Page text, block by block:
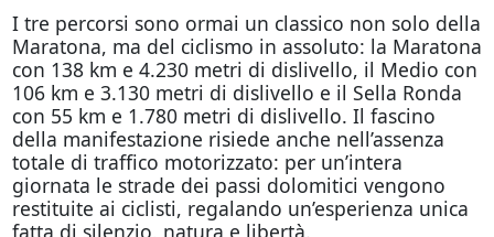
I tre percorsi sono ormai un classico non solo della
Maratona, ma del ciclismo in assoluto: la Maratona
con 138 km e 4.230 metri di dislivello, il Medio con
106 km e 3.130 metri di dislivello e il Sella Ronda
con 55 km e 1.780 metri di dislivello. Il fascino
della manifestazione risiede anche nell’assenza
totale di traffico motorizzato: per un’intera
giornata le strade dei passi dolomitici vengono
restituite ai ciclisti, regalando un’esperienza unica
fatta di silenzio, natura e libertà.